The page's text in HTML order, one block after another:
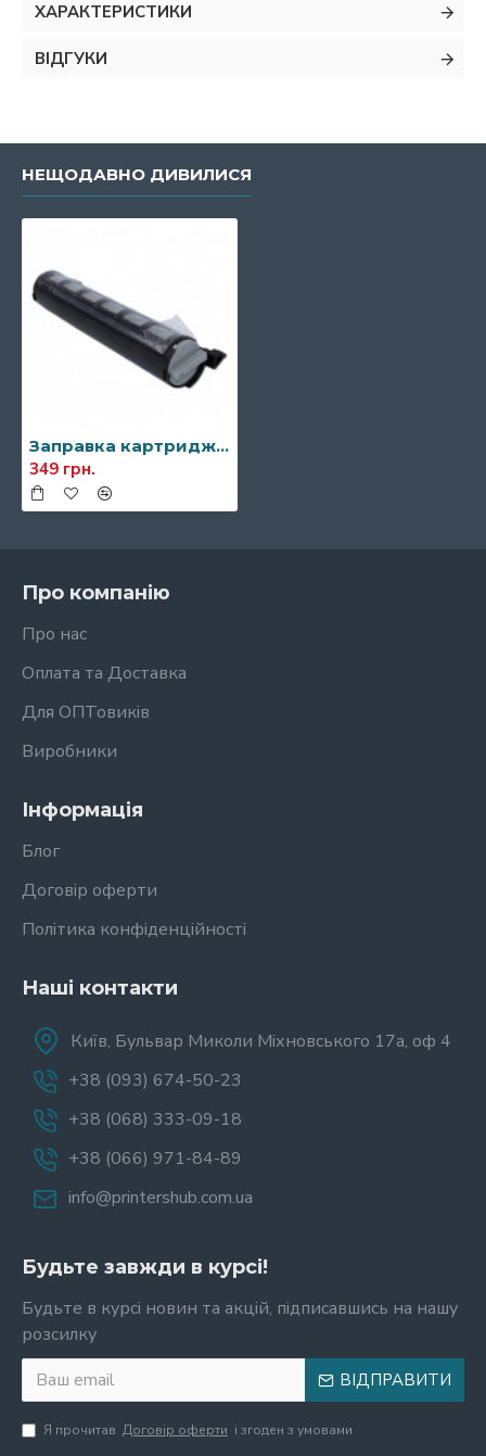
ХАРАКТЕРИСТИКИ
ВІДГУКИ
НЕЩОДАВНО ДИВИЛИСЯ
Заправка картриджа Panasonic KX-FAT411A7
349 грн.
Про компанію
Про нас
Оплата та Доставка
Для ОПТовиків
Виробники
Інформація
Блог
Договір оферти
Політика конфіденційності
Наші контакти
Київ, Бульвар Миколи Міхновського 17а, оф 4
+38 (093) 674-50-23
+38 (068) 333-09-18
+38 (066) 971-84-89
info@printershub.com.ua
Будьте завжди в курсі!
Будьте в курсі новин та акцій, підписавшись на нашу
розсилку
ВІДПРАВИТИ
Я прочитав Договір оферти і згоден з умовами